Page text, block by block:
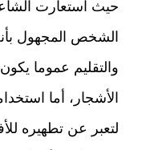
حيث استعارت
الشخص المجهول
والتقليم عموما
الأشجار، أما
لتعبر عن تطهيره